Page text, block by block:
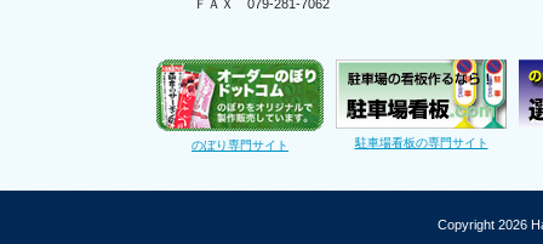
ＦＡＸ 079-281-7062
のぼり専門サイト 駐車場看板の専門サイト
Copyright 2026